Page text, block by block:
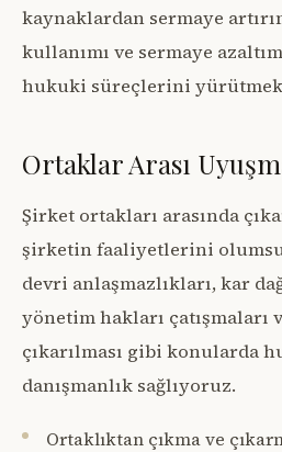
kaynaklardan sermaye
kullanımı ve sermaye
hukuki süreçlerini
Ortaklar Arası
Şirket ortakları arasında
şirketin faaliyetlerini
devri anlaşmazlıkları, kar
yönetim hakları çatışmaları
çıkarılması gibi konularda
danışmanlık sağlıyoruz.
Ortaklıktan çıkma ve